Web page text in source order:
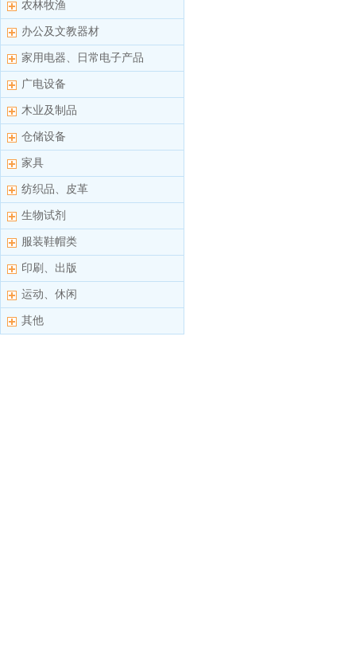
农林牧渔
办公及文教器材
家用电器、日常电子产品
广电设备
木业及制品
仓储设备
家具
纺织品、皮革
生物试剂
服装鞋帽类
印刷、出版
运动、休闲
其他